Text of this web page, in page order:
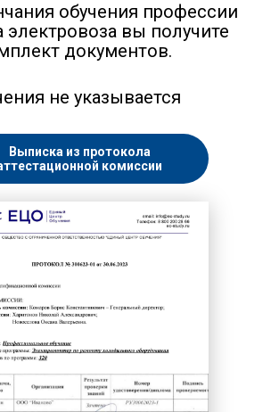
обучения профессии
вы получите
документов.
не указывается
Выписка из протокола
комиссии